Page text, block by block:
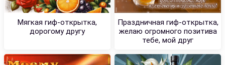
Мягкая гиф-открытка,
дорогому другу
Праздничная гиф-открытка,
желаю огромного позитива
тебе, мой друг